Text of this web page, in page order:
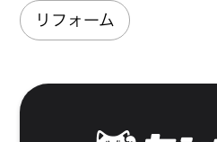
リフォーム